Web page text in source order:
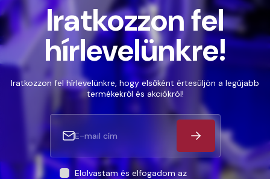
Iratkozzon fel
hírlevelünkre!
Iratkozzon fel hírlevelünkre, hogy elsőként értesüljön a legújabb
termékekről és akciókról!
Elolvastam és elfogadom az